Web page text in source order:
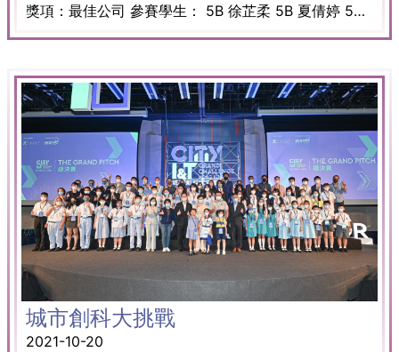
獎項：最佳公司 參賽學生： 5B 徐芷柔 5B 夏倩婷 5B 劉熙堯 5B 梁恩彤 5B 李詩琪 5B 沙芮晴 5B 蘇詠妍 5B 黃天詠
城市創科大挑戰
2021-10-20